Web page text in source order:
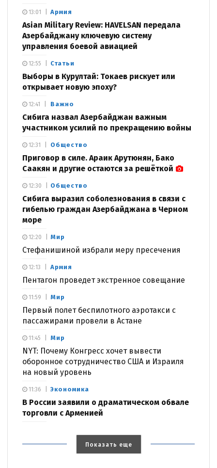
Армия
Asian Military Review: HAVELSAN передала
Азербайджану ключевую систему
управления боевой авиацией
13:01
Статьи
Выборы в Курултай: Токаев рискует или
открывает новую эпоху?
12:55
Важно
Сибига назвал Азербайджан важным
участником усилий по прекращению войны
12:41
Общество
Приговор в силе. Араик Арутюнян, Бако
Саакян и другие остаются за решёткой
12:31
Общество
Сибига выразил соболезнования в связи с
гибелью граждан Азербайджана в Черном
море
12:30
Мир
Стефанишиной избрали меру пресечения
12:20
Армия
Пентагон проведет экстренное совещание
12:13
Мир
Первый полет беспилотного аэротакси с
пассажирами провели в Астане
11:59
Мир
NYT: Почему Конгресс хочет вывести
оборонное сотрудничество США и Израиля
на новый уровень
11:45
Экономика
В России заявили о драматическом обвале
торговли с Арменией
11:36
Показать еще